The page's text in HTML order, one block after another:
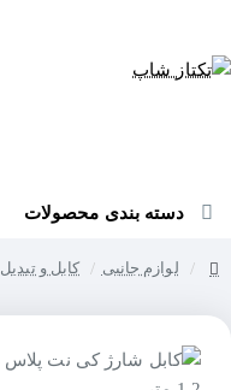
دسته بندی محصولات
لوازم جانبی کابل و تبدیل